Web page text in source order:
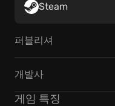
Steam
퍼블리셔
개발사
게임 특징